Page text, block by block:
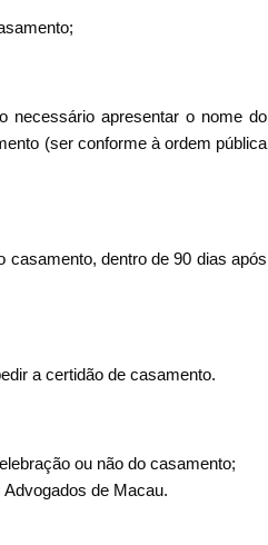
necessário apresentar o nome do
(ser conforme à ordem pública
casamento, dentro de 90 dias após
a certidão de casamento.
ou não do casamento;
de Macau.